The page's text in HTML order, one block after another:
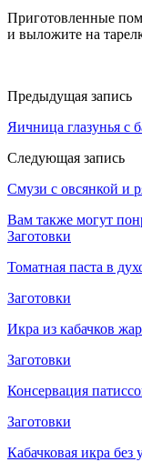
Приготовленные
и выложите на
Предыдущая запись
Яичница глазунья с
Следующая запись
Смузи с овсянкой и
Вам также могут
Заготовки
Томатная паста в
Заготовки
Икра из кабачков
Заготовки
Консервация
Заготовки
Кабачковая икра без